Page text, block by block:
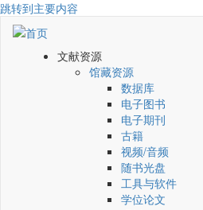
跳转到主要内容
文献资源
馆藏资源
数据库
电子图书
电子期刊
古籍
视频/音频
随书光盘
工具与软件
学位论文